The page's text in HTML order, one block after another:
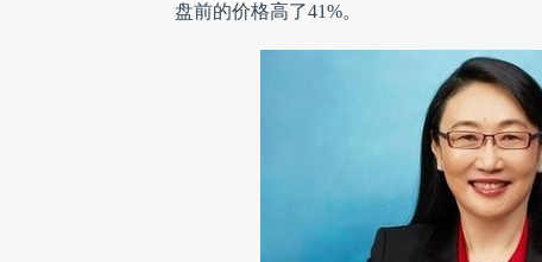
盘前的价格高了41%。